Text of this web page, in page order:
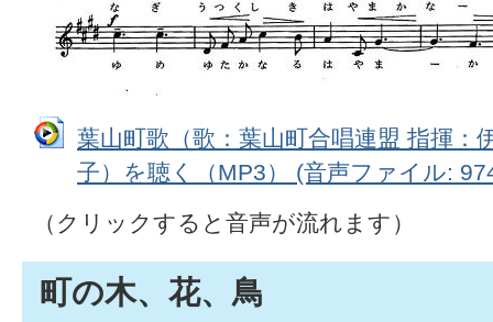
葉山町歌（歌：葉山町合唱連盟 指揮：
子）を聴く（MP3） (音声ファイル:
（クリックすると音声が流れます）
町の木、花、鳥